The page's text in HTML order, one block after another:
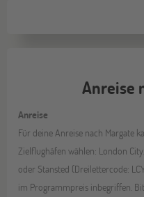
Anreise
Anreise
Für deine Anreise nach Margate
Zielflughäfen wählen: London
oder Stansted (Dreilettercode:
im Programmpreis inbegriffen.